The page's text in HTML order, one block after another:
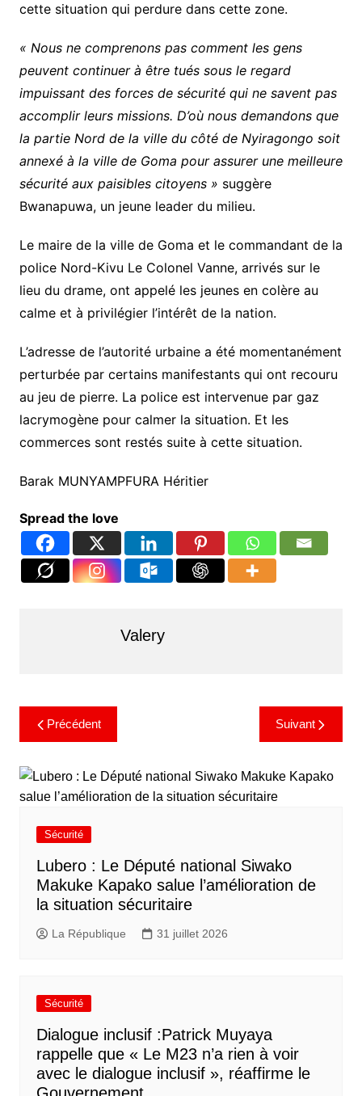
cette situation qui perdure dans cette zone.
« Nous ne comprenons pas comment les gens
peuvent continuer à être tués sous le regard
impuissant des forces de sécurité qui ne savent pas
accomplir leurs missions. D’où nous demandons que
la partie Nord de la ville du côté de Nyiragongo soit
annexé à la ville de Goma pour assurer une meilleure
sécurité aux paisibles citoyens » suggère
Bwanapuwa, un jeune leader du milieu.
Le maire de la ville de Goma et le commandant de la
police Nord-Kivu Le Colonel Vanne, arrivés sur le
lieu du drame, ont appelé les jeunes en colère au
calme et à privilégier l’intérêt de la nation.
L’adresse de l’autorité urbaine a été momentanément
perturbée par certains manifestants qui ont recouru
au jeu de pierre. La police est intervenue par gaz
lacrymogène pour calmer la situation. Et les
commerces sont restés suite à cette situation.
Barak MUNYAMPFURA Héritier
Spread the love
Valery
Précédent Suivant
Sécurité
Lubero : Le Député national Siwako
Makuke Kapako salue l’amélioration de
la situation sécuritaire
La République 31 juillet 2026
Sécurité
Dialogue inclusif :Patrick Muyaya
rappelle que « Le M23 n’a rien à voir
avec le dialogue inclusif », réaffirme le